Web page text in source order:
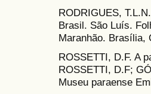
RODRIGUES,
Brasil. São Luís.
Maranhão. Brasília,
ROSSETTI, D.F. A
ROSSETTI, D.F;
Museu paraense